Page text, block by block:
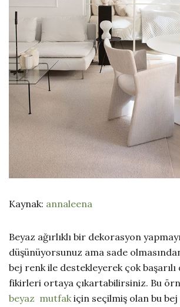
Kaynak: annaleena
Beyaz ağırlıklı bir dekorasyon
düşünüyorsunuz ama sade
bej renk ile destekleyerek çok
fikirleri ortaya çıkartabilirsiniz. Bu
beyaz mutfakiçin seçilmiş olan bu